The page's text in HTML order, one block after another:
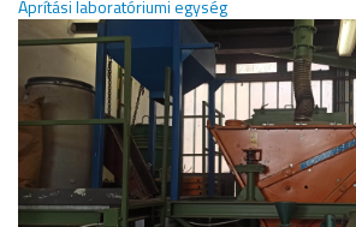
Aprítási laboratóriumi egység